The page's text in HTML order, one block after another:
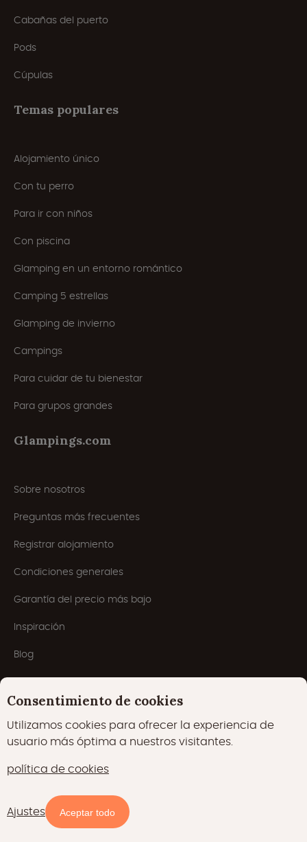
Directorio
Cabañas del puerto
Pods
Cúpulas
Temas populares
Alojamiento único
Con tu perro
Para ir con niños
Con piscina
Glamping en un entorno romántico
Camping 5 estrellas
Glamping de invierno
Campings
Para cuidar de tu bienestar
Para grupos grandes
Glampings.com
Sobre nosotros
Preguntas más frecuentes
Registrar alojamiento
Condiciones generales
Garantía del precio más bajo
Inspiración
Blog
Cookies
Declaración de privacidad
Política de cookies
Consentimiento de cookies
Utilizamos cookies para ofrecer la experiencia de
usuario más óptima a nuestros visitantes.
política de cookies
Ajustes Aceptar todo